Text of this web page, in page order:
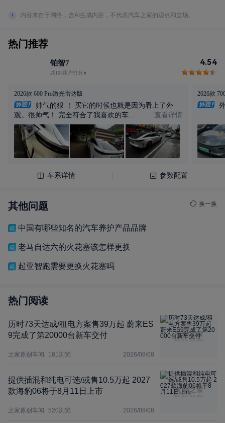
内容来自于网络，含AI生成内容，不代表汽车之家的观点和立场。
其他问题 换一换
中国有哪些知名的汽车养护产品品牌
老马自达六的火花塞该怎样更换
起亚智跑需要更换火花塞吗
热门阅读
历时73天达成/租电方案售39万起 蔚来ES
9完成了第20000台新车交付
之家原创车闻 181浏览 2026/08/08
提供插混和纯电可选/或售10.5万起 2027
款海豹06将于8月11日上市
之家原创车闻 520浏览 2026/08/08